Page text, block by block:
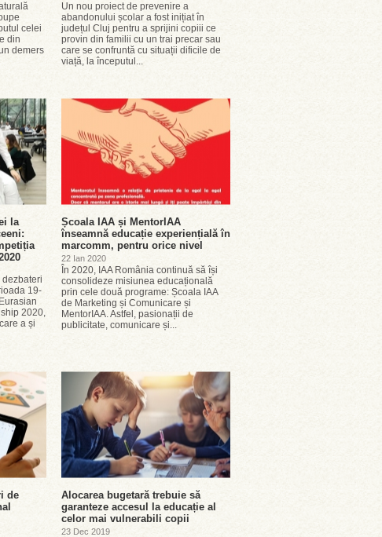
celei
din
demers
Un nou proiect de prevenire a
abandonului școlar a fost inițiat în
județul Cluj pentru a sprijini copiii ce
provin din familii cu un trai precar sau
care se confruntă cu situații dificile de
viață, la începutul...
la
19-
2020,
a și
Școala IAA și MentorIAA
înseamnă educație experiențială în
marcomm, pentru orice nivel
22 Ian 2020
În 2020, IAA România continuă să își
consolideze misiunea educațională
prin cele două programe: Școala IAA
de Marketing și Comunicare și
MentorIAA. Astfel, pasionații de
publicitate, comunicare și...
de
Alocarea bugetară trebuie să
garanteze accesul la educație al
celor mai vulnerabili copii
23 Dec 2019